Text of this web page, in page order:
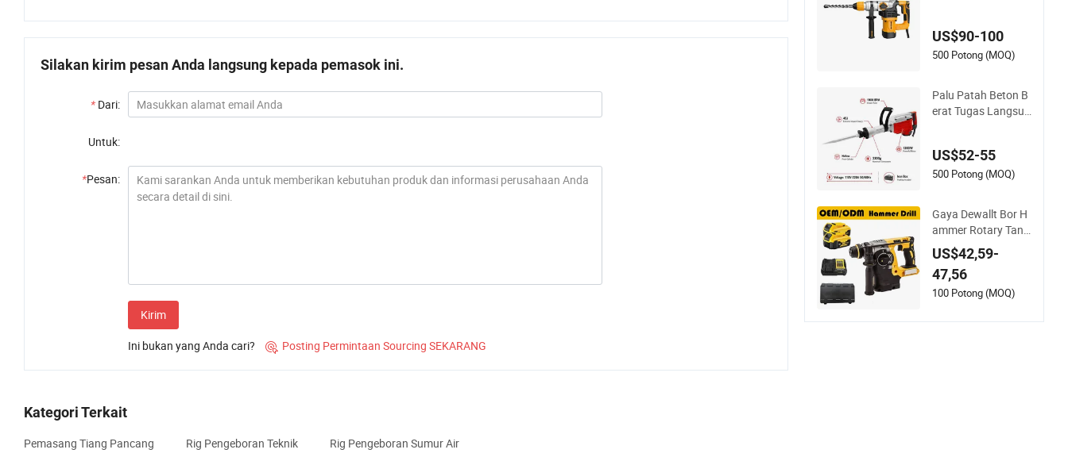
Silakan kirim pesan Anda langsung kepada pemasok ini.
* Dari:
Untuk:
*Pesan:
Kirim
Ini bukan yang Anda cari?  Posting Permintaan Sourcing SEKARANG
Kategori Terkait
Pemasang Tiang Pancang Rig Pengeboran Teknik Rig Pengeboran Sumur Air
US$90-100
500 Potong (MOQ)
Palu Patah Beton B
erat Tugas Langsun
ain Chuck SDS Max
Sistem Anti Getaran
US$52-55
500 Potong (MOQ)
Gaya Dewallt Bor H
ammer Rotary Tanp
a Kabel Daya Tinggi
21V Alat Bertenaga
Baterai Brushless O
EM ODM
US$42,59-
47,56
100 Potong (MOQ)